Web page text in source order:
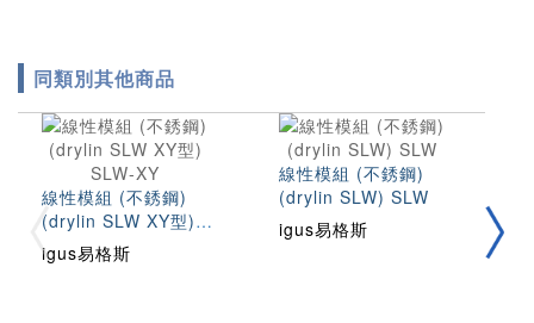
同類別其他商品
線性模組 (不銹鋼)
(drylin SLW XY型)
SLW-XY
igus易格斯
線性模組 (不銹鋼)
(drylin SLW) SLW
igus易格斯